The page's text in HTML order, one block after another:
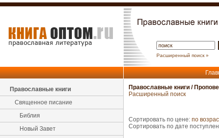
Расширенный поиск »
Православные книги
Священное писание
Библия
Новый Завет
Православные книги /
Расширенный поиск
Сортировать по цене: по
Сортировать по дате